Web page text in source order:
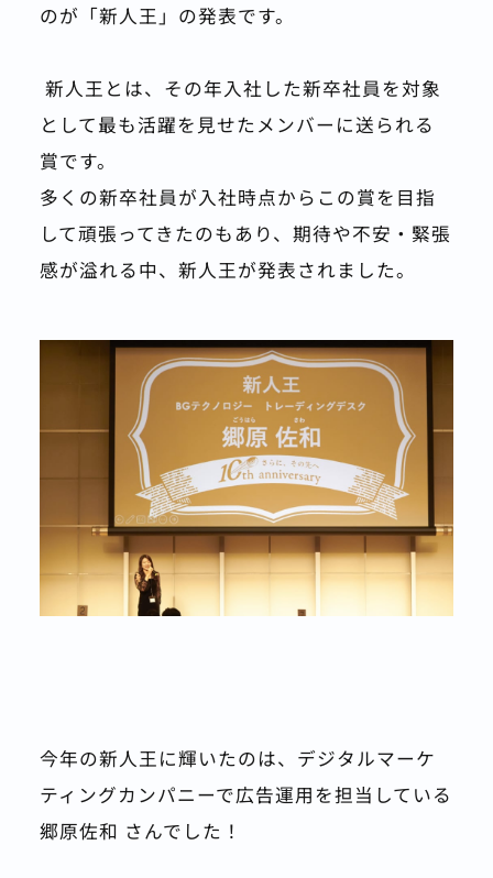
のが「新人王」の発表です。
新人王とは、その年入社した新卒社員を対象
として最も活躍を見せたメンバーに送られる
賞です。
多くの新卒社員が入社時点からこの賞を目指
して頑張ってきたのもあり、期待や不安・緊張
感が溢れる中、新人王が発表されました。
今年の新人王に輝いたのは、デジタルマーケ
ティングカンパニーで広告運用を担当している
郷原佐和 さんでした！